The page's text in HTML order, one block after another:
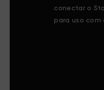
conectar o
para uso com